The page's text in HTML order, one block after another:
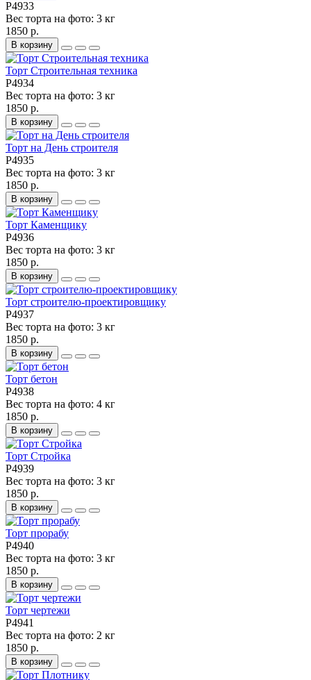
P4933
Вес торта на фото: 3 кг
1850 р.
В корзину
Торт Строительная техника
P4934
Вес торта на фото: 3 кг
1850 р.
В корзину
Торт на День строителя
P4935
Вес торта на фото: 3 кг
1850 р.
В корзину
Торт Каменщику
P4936
Вес торта на фото: 3 кг
1850 р.
В корзину
Торт строителю-проектировщику
P4937
Вес торта на фото: 3 кг
1850 р.
В корзину
Торт бетон
P4938
Вес торта на фото: 4 кг
1850 р.
В корзину
Торт Стройка
P4939
Вес торта на фото: 3 кг
1850 р.
В корзину
Торт прорабу
P4940
Вес торта на фото: 3 кг
1850 р.
В корзину
Торт чертежи
P4941
Вес торта на фото: 2 кг
1850 р.
В корзину